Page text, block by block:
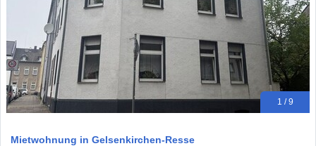
1 / 9
Mietwohnung in Gelsenkirchen-Resse